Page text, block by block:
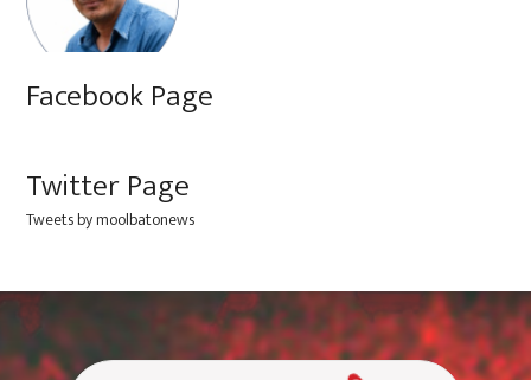
Facebook Page
Twitter Page
Tweets by moolbatonews